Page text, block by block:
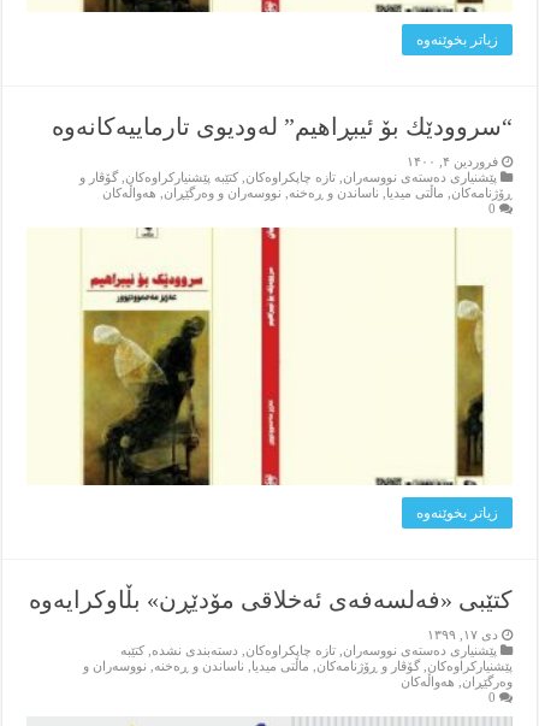
زیاتر بخوێنه‌وه‌
“سروودێك بۆ ئیبڕاهیم” له‌ودیوی تارماییه‌‌كانه‌وه‌
فروردین ۴, ۱۴۰۰
پێشنیاری ده‌سته‌ی نووسه‌ران ,تازه‌ چاپکراوه‌کان ,کتێبه‌ پێشنیارکراوه‌کان ,گۆڤار و
ڕۆژنامه‌کان
ماڵتی میدیا ناساندن و ڕه‌خنه‌ نووسه‌ران و وه‌رگێڕان
هه‌واڵه‌کان
0
زیاتر بخوێنه‌وه‌
کتێبی «فەلسەفەی ئەخلاقی مۆدێڕن» بڵاوکرایەوە
دی ۱۷, ۱۳۹۹
پێشنیاری ده‌سته‌ی نووسه‌ران,تازه‌ چاپکراوه‌کان, دسته‌بندی نشده,کتێبه‌
پێشنیارکراوه‌کان,گۆڤار و ڕۆژنامه‌کان, ماڵتی میدیا, ناساندن و ڕه‌خنه‌, نووسه‌ران و
وه‌رگێڕان, هه‌واڵه‌کان
0